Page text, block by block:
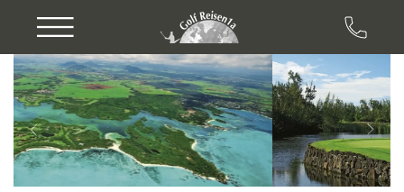
Previous Next